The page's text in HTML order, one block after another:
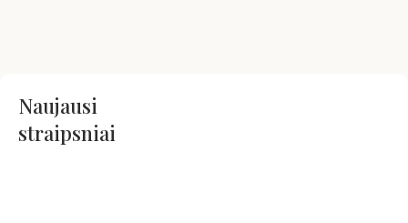
Naujausi
straipsniai